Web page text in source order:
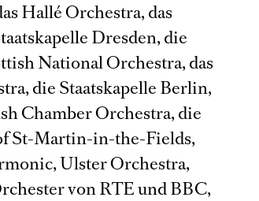
Hallé Orchestra, das
Dresden, die
National Orchestra, das
die Staatskapelle Berlin,
Chamber Orchestra, die
St-Martin-in-the-Fields,
Ulster Orchestra,
von RTE und BBC,